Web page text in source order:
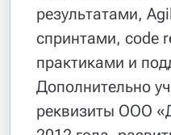
результатами,
спринтами, code
практиками и
Дополнительно
реквизиты ООО